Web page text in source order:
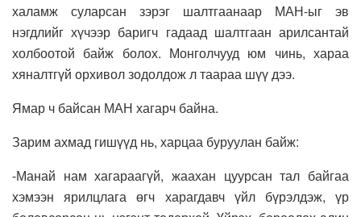
халамж суларсан зэрэг шалтгаанаар МАН-ыг эв
нэгдлийг хүчээр баригч гадаад шалтгаан арилсантай
холбоотой байж болох. Монголчууд юм чинь, хараа
хяналтгүй орхивол зодолдож л таараа шүү дээ.
Ямар ч байсан МАН хагарч байна.
Зарим ахмад гишүүд нь, харцаа буруулан байж:
-Манай нам хагараагүй, жаахан цуурсан тал байгаа
хэмээн ярилцлага өгч харагдавч үйл бүрэлдэж, үр